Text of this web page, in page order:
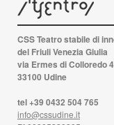
CSS Teatro stabile di
del Friuli Venezia Giulia
via Ermes di Colloredo
33100 Udine
tel +39 0432 504 765
info@cssudine.it